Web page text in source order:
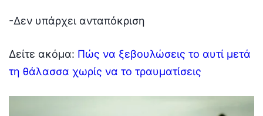
-Δεν υπάρχει ανταπόκριση
Δείτε ακόμα: Πώς να ξεβουλώσεις το αυτί μετά
τη θάλασσα χωρίς να το τραυματίσεις